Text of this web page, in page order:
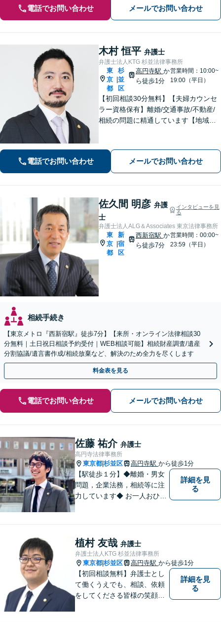
電話でお問い合わせ メールでお問い合わせ
木村 恒平 弁護士
弁護士法人KTG 杉並法律事務所
東
京
都
杉
並
区
高円寺駅 か
ら徒歩1分
営業時間：10:00~
19:00（平日）
【初回相談30分無料】【夫婦カウンセ
ラー資格保有】離婚/交通事故/不動産/
相続の問題に精通しています【地域に
指し、日々邁進しております【夜間・
土日相談可】
電話でお問い合わせ メールでお問い合わせ
佐久間 明彦 弁護
士
インタビューを見
る
弁護士法人ALG＆Associates 東京法律事務所
東
京
都
新
宿
区
西新宿駅 か
ら徒歩7分
営業時間：00:00~
23:59（平日）
相続手続き
【東京メトロ『西新宿駅』徒歩7分】【来所・オンライン法律相談30
分無料｜土日祝日相談予約受付｜WEB相談可能】相続財産調査/遺産
分割協議/遺言書作成/相続放棄など、解決のため全力を尽くします
料金表を見る
電話でお問い合わせ メールでお問い合わせ
佐藤 祐介 弁護士
高円寺法律事務所
東京都 杉並区 高円寺駅 から徒歩1分
【駅徒歩１分】◆離婚・男女
問題，企業法務，相続等に注
力しています◆ お一人おひと
詳細を見
る
植村 友哉 弁護士
弁護士法人KTG 杉並法律事務所
東京都 杉並区 高円寺駅 から徒歩1分
【初回相談無料】弁護士とし
て働くうえでも、相談、依頼
をしてくださる皆様の笑顔を
詳細を見
る